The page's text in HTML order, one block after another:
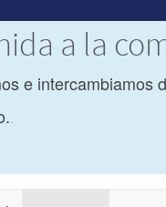
a la
e intercambiamos
.